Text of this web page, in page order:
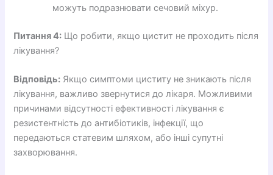
можуть подразнювати сечовий міхур.
Питання 4: Що робити, якщо цистит не проходить після
лікування?
Відповідь: Якщо симптоми циститу не зникають після
лікування, важливо звернутися до лікаря. Можливими
причинами відсутності ефективності лікування є
резистентність до антибіотиків, інфекції, що
передаються статевим шляхом, або інші супутні
захворювання.